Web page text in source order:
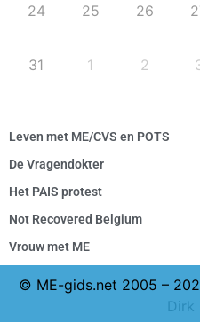
24 25 26
31 1 2
Leven met ME/CVS en POTS
De Vragendokter
Het PAIS protest
Not Recovered Belgium
Vrouw met ME
© ME-gids.net 2005 –
Dirk